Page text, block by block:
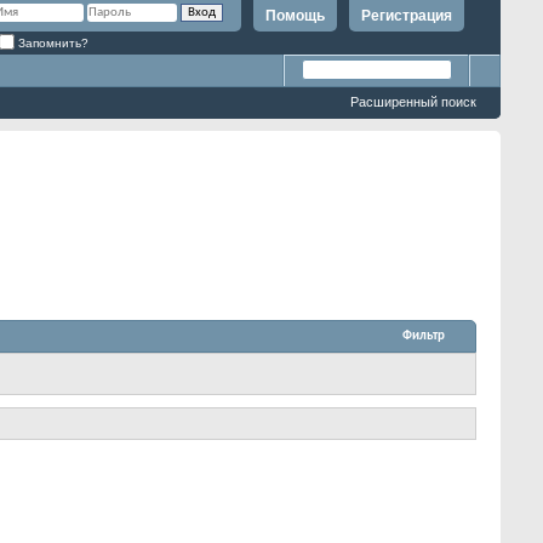
Регистрация
Помощь
Запомнить?
Расширенный поиск
Фильтр